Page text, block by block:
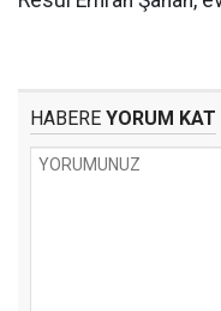
HABERE YORUM KAT